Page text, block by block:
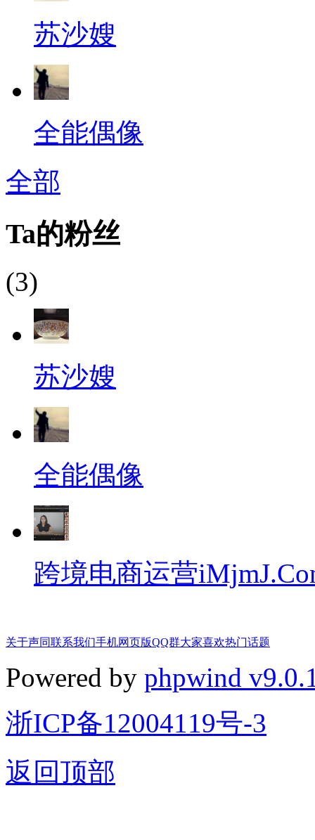
苏沙嫂
全能偶像
全部
Ta的粉丝
(3)
苏沙嫂
全能偶像
跨境电商运营
关于声同联系我们手机网页版QQ群大家喜欢热门话题
Powered by phpwind
浙ICP备12004119号-3
返回顶部